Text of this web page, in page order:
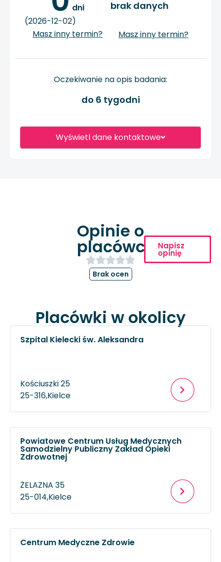
Wyświetl dane kontaktowe
dni
(2026-12-02)
Masz inny termin?
brak danych
Masz inny termin?
Oczekiwanie na opis badania:
do 6 tygodni
Opinie o
placówce
Brak ocen
Napisz
opinię
Placówki w okolicy
Szpital Kielecki św. Aleksandra
Kościuszki 25
25-316,Kielce
Powiatowe Centrum Usług Medycznych
Samodzielny Publiczny Zakład Opieki
Zdrowotnej
ŻELAZNA 35
25-014,Kielce
Centrum Medyczne Zdrowie